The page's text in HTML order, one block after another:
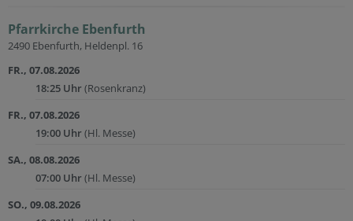
Pfarrkirche Ebenfurth
2490 Ebenfurth, Heldenpl. 16
FR., 07.08.2026
18:25 Uhr(Rosenkranz)
FR., 07.08.2026
19:00 Uhr(Hl. Messe)
SA., 08.08.2026
07:00 Uhr(Hl. Messe)
SO., 09.08.2026